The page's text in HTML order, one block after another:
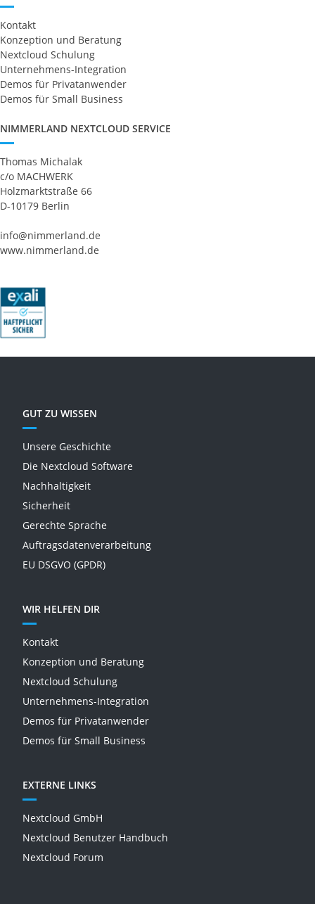
Kontakt
Konzeption und Beratung
Nextcloud Schulung
Unternehmens-Integration
Demos für Privatanwender
Demos für Small Business
NIMMERLAND NEXTCLOUD SERVICE
Thomas Michalak
c/o MACHWERK
Holzmarktstraße 66
D-10179 Berlin
info@nimmerland.de
www.nimmerland.de
GUT ZU WISSEN
Unsere Geschichte
Die Nextcloud Software
Nachhaltigkeit
Sicherheit
Gerechte Sprache
Auftragsdatenverarbeitung
EU DSGVO (GPDR)
WIR HELFEN DIR
Kontakt
Konzeption und Beratung
Nextcloud Schulung
Unternehmens-Integration
Demos für Privatanwender
Demos für Small Business
EXTERNE LINKS
Nextcloud GmbH
Nextcloud Benutzer Handbuch
Nextcloud Forum